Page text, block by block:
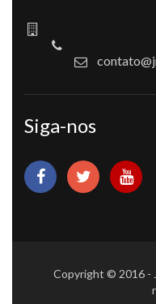
Siga-nos
Copyright © 2016 -